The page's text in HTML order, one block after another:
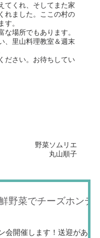
てくれ、そしてまた家
れました。ここの村の
。
場所でもあります。
、里山料理教室＆週末
ださい。お待ちしてい
野菜ソムリエ
丸山順子
野菜でチーズホンデ
会開催します！送迎があり